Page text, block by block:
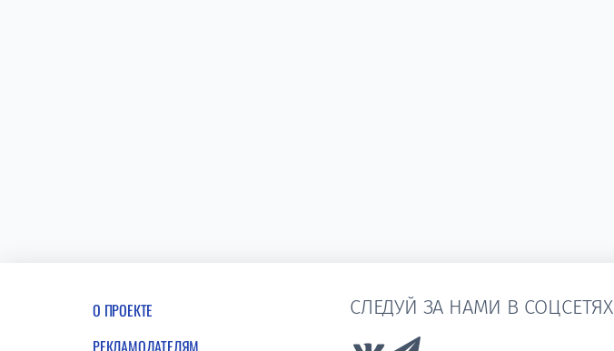
О ПРОЕКТЕ
РЕКЛАМОДАТЕЛЯМ
СЛЕДУЙ ЗА НАМИ В СОЦСЕТЯХ
Link to Vk